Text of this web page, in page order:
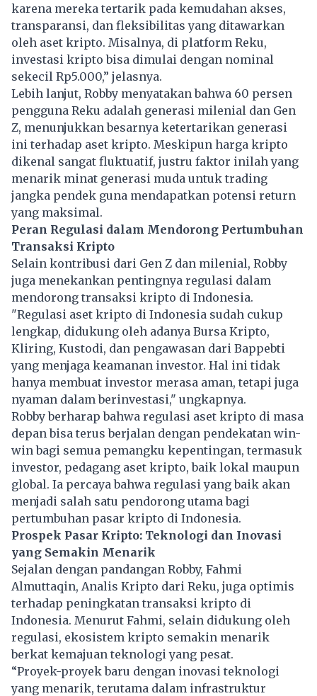
karena mereka tertarik pada kemudahan akses,
transparansi, dan fleksibilitas yang ditawarkan
oleh aset kripto. Misalnya, di platform Reku,
investasi kripto bisa dimulai dengan nominal
sekecil Rp5.000,” jelasnya.
Lebih lanjut, Robby menyatakan bahwa 60 persen
pengguna Reku adalah generasi milenial dan Gen
Z, menunjukkan besarnya ketertarikan generasi
ini terhadap aset kripto. Meskipun harga kripto
dikenal sangat fluktuatif, justru faktor inilah yang
menarik minat generasi muda untuk trading
jangka pendek guna mendapatkan potensi return
yang maksimal.
Peran Regulasi dalam Mendorong Pertumbuhan
Transaksi Kripto
Selain kontribusi dari Gen Z dan milenial, Robby
juga menekankan pentingnya regulasi dalam
mendorong transaksi kripto di Indonesia.
"Regulasi aset kripto di Indonesia sudah cukup
lengkap, didukung oleh adanya Bursa Kripto,
Kliring, Kustodi, dan pengawasan dari Bappebti
yang menjaga keamanan investor. Hal ini tidak
hanya membuat investor merasa aman, tetapi juga
nyaman dalam berinvestasi," ungkapnya.
Robby berharap bahwa regulasi aset kripto di masa
depan bisa terus berjalan dengan pendekatan win-
win bagi semua pemangku kepentingan, termasuk
investor, pedagang aset kripto, baik lokal maupun
global. Ia percaya bahwa regulasi yang baik akan
menjadi salah satu pendorong utama bagi
pertumbuhan pasar kripto di Indonesia.
Prospek Pasar Kripto: Teknologi dan Inovasi
yang Semakin Menarik
Sejalan dengan pandangan Robby, Fahmi
Almuttaqin, Analis Kripto dari Reku, juga optimis
terhadap peningkatan transaksi kripto di
Indonesia. Menurut Fahmi, selain didukung oleh
regulasi, ekosistem kripto semakin menarik
berkat kemajuan teknologi yang pesat.
“Proyek-proyek baru dengan inovasi teknologi
yang menarik, terutama dalam infrastruktur